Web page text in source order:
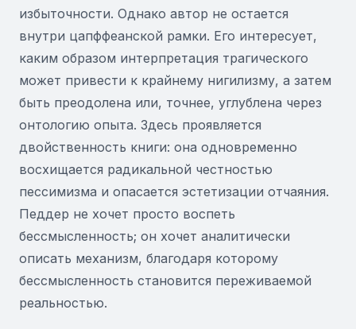
избыточности. Однако автор не остается
внутри цапффеанской рамки. Его интересует,
каким образом интерпретация трагического
может привести к крайнему нигилизму, а затем
быть преодолена или, точнее, углублена через
онтологию опыта. Здесь проявляется
двойственность книги: она одновременно
восхищается радикальной честностью
пессимизма и опасается эстетизации отчаяния.
Педдер не хочет просто воспеть
бессмысленность; он хочет аналитически
описать механизм, благодаря которому
бессмысленность становится переживаемой
реальностью.